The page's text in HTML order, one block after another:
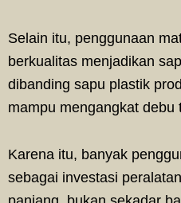
Selain itu, penggunaan
berkualitas menjadikan
dibanding sapu plastik
mampu mengangkat debu
Karena itu, banyak
sebagai investasi